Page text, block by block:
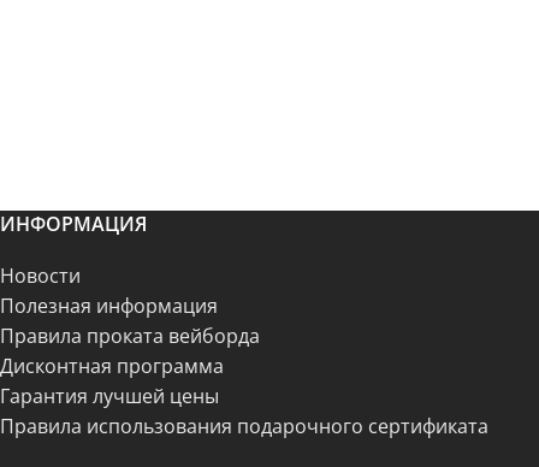
ИНФОРМАЦИЯ
Новости
Полезная информация
Правила проката вейборда
Дисконтная программа
Гарантия лучшей цены
Правила использования подарочного сертификата